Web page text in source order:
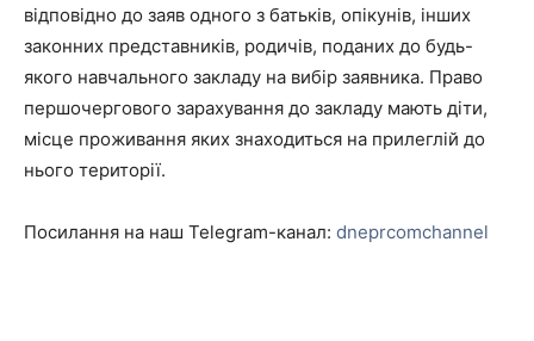
відповідно до заяв одного з батьків, опікунів, інших
законних представників, родичів, поданих до будь-
якого навчального закладу на вибір заявника. Право
першочергового зарахування до закладу мають діти,
місце проживання яких знаходиться на прилеглій до
нього території.
Посилання на наш Telegram-канал: dneprcomchannel